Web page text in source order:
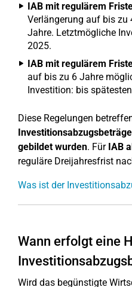
IAB mit regulärem
Verlängerung auf bis zu
Jahre. Letztmögliche
2025.
IAB mit regulärem
auf bis zu 6 Jahre
Investition: bis
Diese Regelungen
gebildet wurden. Für IAB
reguläre Dreijahresfrist
Was ist der
Wann erfolgt eine
Wird das begünstigte